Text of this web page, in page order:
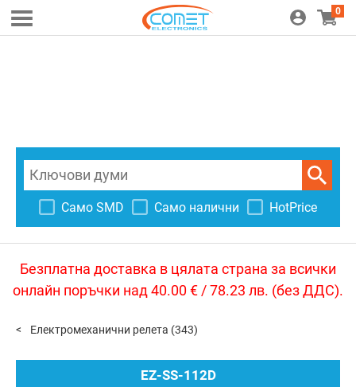
0
Само SMD Само налични HotPrice
Безплатна доставка в цялата страна за всички
онлайн поръчки над 40.00 € / 78.23 лв. (без ДДС).
Електромеханични релета (343)
EZ-SS-112D